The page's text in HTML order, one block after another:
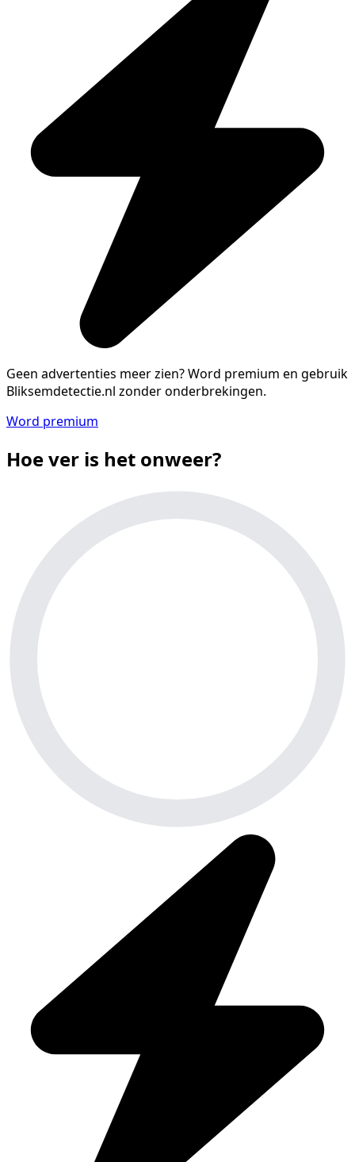
Geen advertenties meer zien?Word premium en gebruik
Bliksemdetectie.nl zonder onderbrekingen.
Word premium
Hoe ver is het onweer?